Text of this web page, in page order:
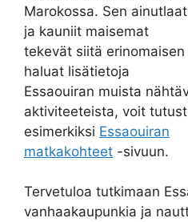
Marokossa. Sen
ja kauniit maisemat
tekevät siitä
haluat lisätietoja
Essaouiran muista
aktiviteeteista, voit
esimerkiksi Essaouiran
matkakohteet -sivuun.
Tervetuloa tutkimaan
vanhaakaupunkia ja